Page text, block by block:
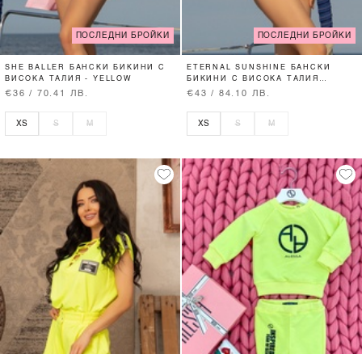
ПОСЛЕДНИ БРОЙКИ
SHE BALLER БАНСКИ БИКИНИ С
ВИСОКА ТАЛИЯ - YELLOW
€36 / 70.41 ЛВ.
XS S M
ПОСЛЕДНИ БРОЙКИ
ETERNAL SUNSHINE БАНСКИ
БИКИНИ С ВИСОКА ТАЛИЯ
RUFFLES - ЖЪЛТ
€43 / 84.10 ЛВ.
XS S M